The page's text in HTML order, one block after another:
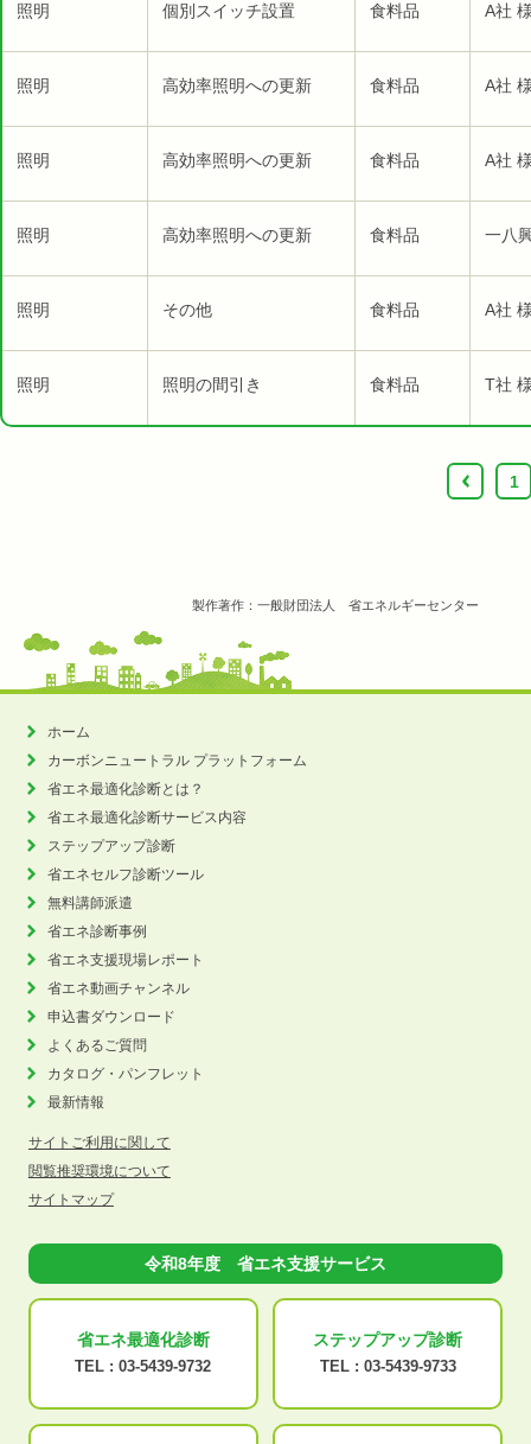
照明 個別スイッチ設置 食料品 A社
照明 高効率照明への更新 食料品 A社
照明 高効率照明への更新 食料品 A社
照明 高効率照明への更新 食料品 一八
照明 その他 食料品 A社
照明 照明の間引き 食料品 T社
‹ 1
製作著作：一般財団法人 省エネルギーセンター
ホーム
カーボンニュートラル プラットフォーム
省エネ最適化診断とは？
省エネ最適化診断サービス内容
ステップアップ診断
省エネセルフ診断ツール
無料講師派遣
省エネ診断事例
省エネ支援現場レポート
省エネ動画チャンネル
申込書ダウンロード
よくあるご質問
カタログ・パンフレット
最新情報
サイトご利用に関して
閲覧推奨環境について
サイトマップ
令和8年度 省エネ支援サービス
省エネ最適化診断
TEL : 03-5439-9732
ステップアップ診断
TEL : 03-5439-9733